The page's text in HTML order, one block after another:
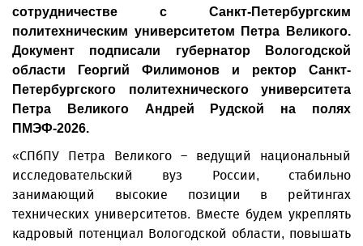
сотрудничестве с Санкт-Петербургским
политехническим университетом Петра Великого.
Документ подписали губернатор Вологодской
области Георгий Филимонов и ректор Санкт-
Петербургского политехнического университета
Петра Великого Андрей Рудской на полях
ПМЭФ-2026.
«СПбПУ Петра Великого – ведущий национальный
исследовательский вуз России, стабильно
занимающий высокие позиции в рейтингах
технических университетов. Вместе будем укреплять
кадровый потенциал Вологодской области, повышать